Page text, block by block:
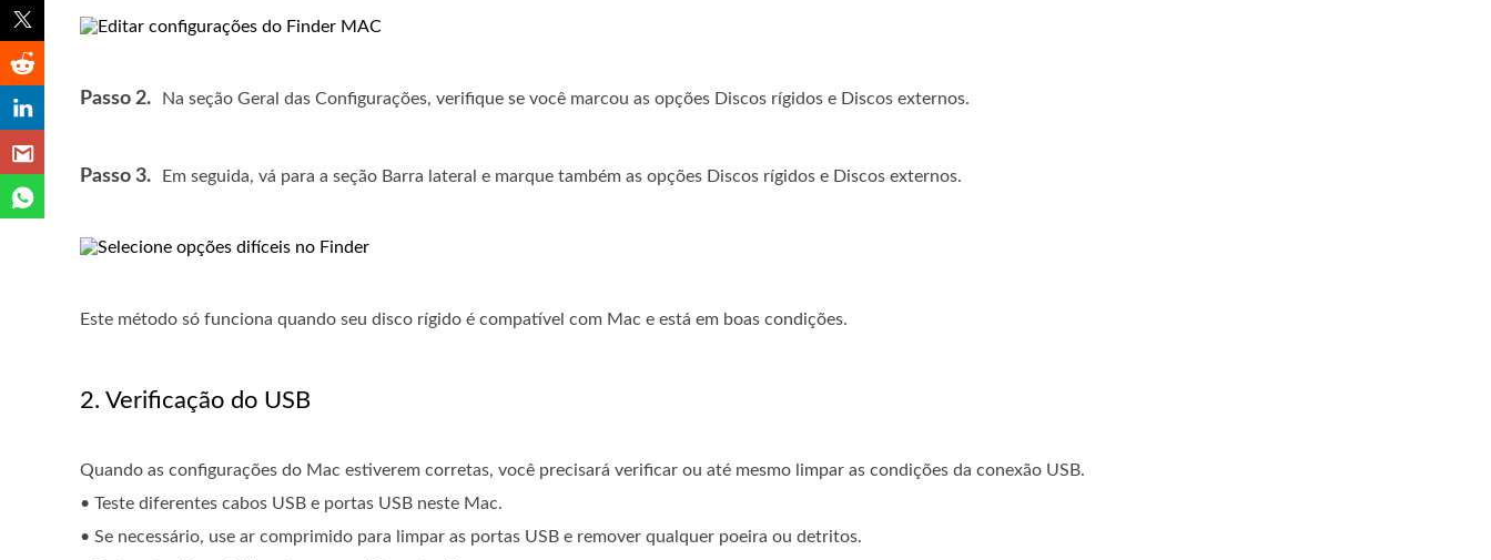
Passo 2. Na seção Geral das Configurações, verifique se você marcou as opções Discos rígidos e Discos externos.
Passo 3. Em seguida, vá para a seção Barra lateral e marque também as opções Discos rígidos e Discos externos.
Este método só funciona quando seu disco rígido é compatível com Mac e está em boas condições.
2. Verificação do USB
Quando as configurações do Mac estiverem corretas, você precisará verificar ou até mesmo limpar as condições da conexão USB.
• Teste diferentes cabos USB e portas USB neste Mac.
• Se necessário, use ar comprimido para limpar as portas USB e remover qualquer poeira ou detritos.